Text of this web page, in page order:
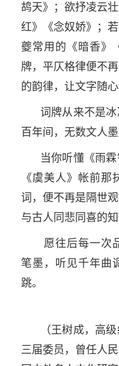
鸪天》；欲抒凌云
红》《念奴娇》；
夔常用的《暗香》
牌，平仄格律便不
的韵律，让文字随心
词牌从来不是
百年间，无数文人
当你听懂《雨
《虞美人》帐前那
词，便不再是隔世
与古人同悲同喜的知
愿往后每一次
笔墨，听见千年曲
跳。
（王树成，高
三届委员，曾任人